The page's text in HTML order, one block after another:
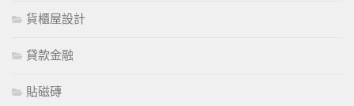
貨櫃屋設計
貸款金融
貼磁磚